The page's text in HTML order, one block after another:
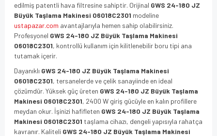
edilmiş patentli hava filtresine sahiptir. Orijinal GWS 24-180 JZ
Büyük Taşlama Makinesi 06018C2301 modeline
ustapazar.com avantajlarıyla hemen sahip olabilirsiniz.
Profesyonel GWS 24-180 JZ Büyük Taşlama Makinesi
06018C2301, kontrollü kullanım için kilitlenebilir boru tipi ana
tutamak içerir.
Dayanıklı GWS 24-180 JZ Büyük Taşlama Makinesi
06018C2301, tersanelerde ve çelik sanayiinde en ideal
çözümdür. Yüksek güç üreten GWS 24-180 JZ Büyük Taşlama
Makinesi 06018C2301, 2400 W giriş gücüyle en kalın profillere
meydan okur. İşinizi hafifleten GWS 24-180 JZ Büyük Taşlama
Makinesi 06018C2301 taşlama cihazı, dengeli yapısıyla rahatça
kavranır. Kaliteli GWS 24-180 JZ Büyük Taşlama Makinesi